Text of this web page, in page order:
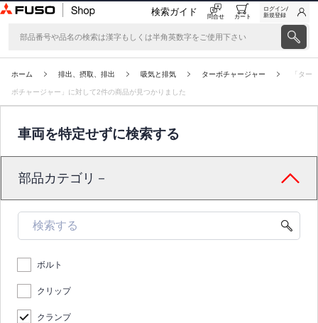
検索ガイド 問合せ カート
ログイン/
新規登録
ホーム 排出、摂取、排出 吸気と排気 ターボチャージャー 「ター
ボチャージャー」に対して2件の商品が見つかりました
車両を特定せずに検索する
部品カテゴリ－
ボルト
クリップ
クランプ